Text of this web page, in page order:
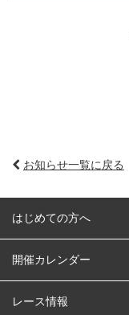
お知らせ一覧に戻る
はじめての方へ
はじめての方へ
開催カレンダー
競輪
レース情報